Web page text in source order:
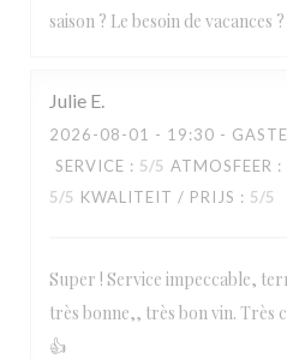
saison ? Le besoin de vacances ?
Julie E
2026-08-01 - 19:30 -
SERVICE : 5/5 ATMOSFEER :
5/5 KWALITEIT / PRIJS : 5/5
Super ! Service impeccable,
très bonne,, très bon vin. Très
👍